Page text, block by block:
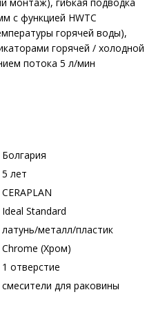
с функцией HWTC
горячей воды),
горячей / холодной
потока 5 л/мин
Болгария
5 лет
CERAPLAN
Ideal Standard
латунь/металл/пластик
Chrome (Хром)
1 отверстие
смесители для раковины